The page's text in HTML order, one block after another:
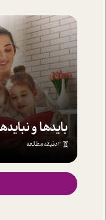
بایدها و
2 دقیقه مطالعه